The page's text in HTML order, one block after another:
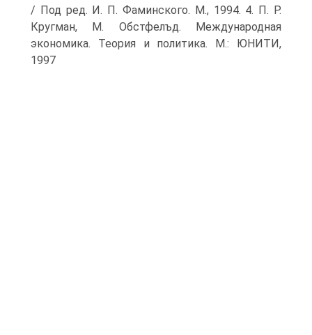
/ Под ред. И. П. Фаминского. М., 1994. 4. П. Р.
Кругман, М. Обстфелъд. Международная
экономика. Теория и политика. М.: ЮНИТИ,
1997